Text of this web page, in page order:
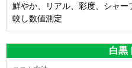
鮮やか、リアル、彩度、シャ
較し数値測定
白黒